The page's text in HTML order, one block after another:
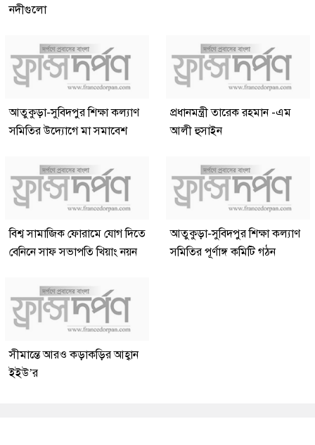
নদীগুলো
আতুকুড়া-সুবিদপুর শিক্ষা কল্যাণ
সমিতির উদ্যোগে মা সমাবেশ
প্রধানমন্ত্রী তারেক রহমান -এম
আলী হুসাইন
বিশ্ব সামাজিক ফোরামে যোগ দিতে
বেনিনে সাফ সভাপতি খিয়াং নয়ন
আতুকুড়া-সুবিদপুর শিক্ষা কল্যাণ
সমিতির পূর্ণাঙ্গ কমিটি গঠন
সীমান্তে আরও কড়াকড়ির আহ্বান
ইইউ’র